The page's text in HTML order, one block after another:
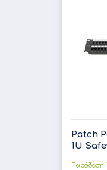
Patch
1U
Παράδοση